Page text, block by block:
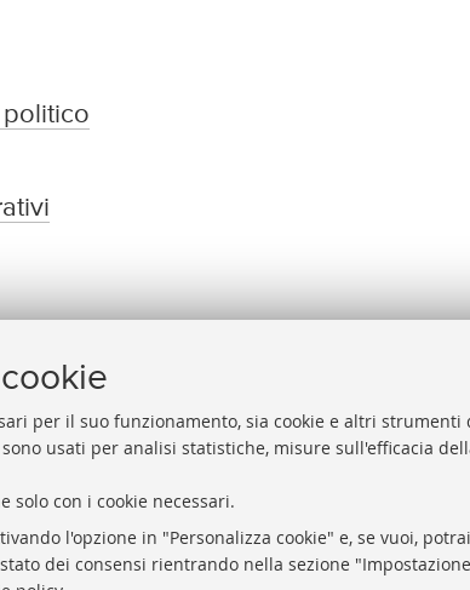
per il suo funzionamento, sia cookie e altri
usati per analisi statistiche, misure sull'efficacia
solo con i cookie necessari.
l'opzione in "Personalizza cookie" e, se vuoi,
dei consensi rientrando nella sezione
in-house dell’Università di Bologna